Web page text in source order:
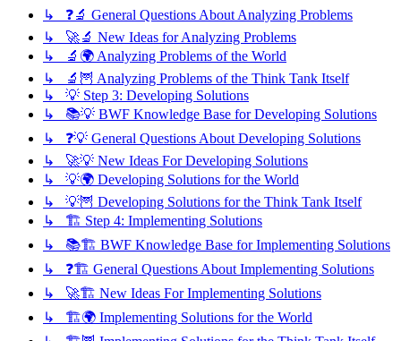
↳ ❓🔬 General Questions About Analyzing Problems
↳ 🚀🔬 New Ideas for Analyzing Problems
↳ 🔬🌍 Analyzing Problems of the World
↳ 🔬🦉 Analyzing Problems of the Think Tank Itself
↳ 💡 Step 3: Developing Solutions
↳ 📚💡 BWF Knowledge Base for Developing Solutions
↳ ❓💡 General Questions About Developing Solutions
↳ 🚀💡 New Ideas For Developing Solutions
↳ 💡🌍 Developing Solutions for the World
↳ 💡🦉 Developing Solutions for the Think Tank Itself
↳ 🏗️ Step 4: Implementing Solutions
↳ 📚🏗️ BWF Knowledge Base for Implementing Solutions
↳ ❓🏗️ General Questions About Implementing Solutions
↳ 🚀🏗️ New Ideas For Implementing Solutions
↳ 🏗️🌍 Implementing Solutions for the World